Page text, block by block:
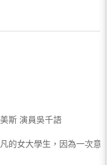
斯 演員吳千語
的女大學生，因為一次意